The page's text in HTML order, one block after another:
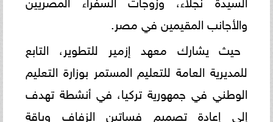
والأجانب المقيمين في مصر.
حيث يشارك معهد إزمير للتطوير، التابع
للمديرية العامة للتعليم المستمر بوزارة التعليم
الوطني في جمهورية تركيا، في أنشطة تهدف
إلى إعادة تصميم فساتين الزفاف وباقة